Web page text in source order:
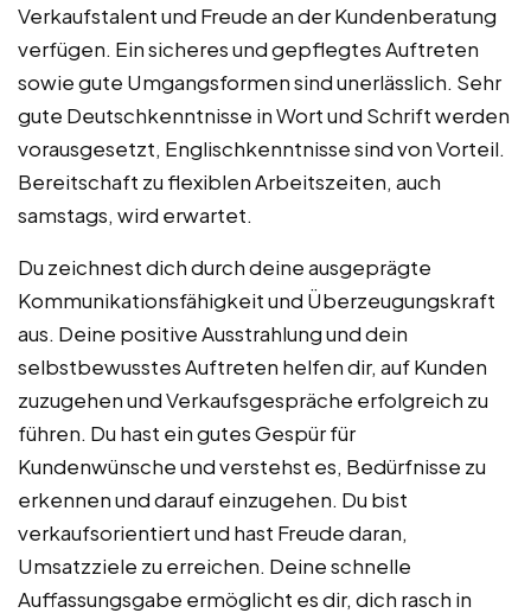
Verkaufstalent und Freude an der Kundenberatung
verfügen. Ein sicheres und gepflegtes Auftreten
sowie gute Umgangsformen sind unerlässlich. Sehr
gute Deutschkenntnisse in Wort und Schrift werden
vorausgesetzt, Englischkenntnisse sind von Vorteil.
Bereitschaft zu flexiblen Arbeitszeiten, auch
samstags, wird erwartet.
Du zeichnest dich durch deine ausgeprägte
Kommunikationsfähigkeit und Überzeugungskraft
aus. Deine positive Ausstrahlung und dein
selbstbewusstes Auftreten helfen dir, auf Kunden
zuzugehen und Verkaufsgespräche erfolgreich zu
führen. Du hast ein gutes Gespür für
Kundenwünsche und verstehst es, Bedürfnisse zu
erkennen und darauf einzugehen. Du bist
verkaufsorientiert und hast Freude daran,
Umsatzziele zu erreichen. Deine schnelle
Auffassungsgabe ermöglicht es dir, dich rasch in